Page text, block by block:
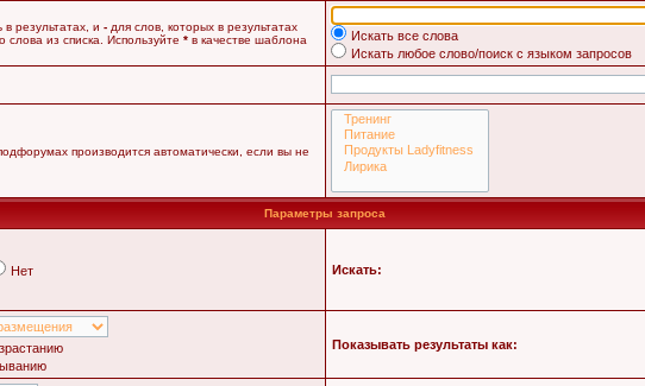
результатах, и - для слов, которых в результатах
слова из списка. Используйте * в качестве шаблона
Искать все слова
Искать любое слово/поиск с языком запросов
производится автоматически, если вы не
Параметры запроса
Нет Искать:
Показывать результаты как: